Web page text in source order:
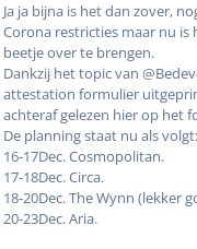
Ja ja bijna is het dan zover,
Corona restricties maar nu is
beetje over te brengen.
Dankzij het topic van
attestation formulier
achteraf gelezen hier op het
De planning staat nu als volgt:
16-17Dec.
17-18Dec. Circa.
18-20Dec. The Wynn (lekker
20-23Dec. Aria.